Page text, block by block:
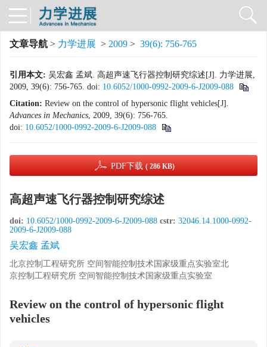
文章导航 > 力学进展 > 2009 > 39(6): 756-765
引用本文: 吴宏鑫 孟斌. 高超声速飞行器控制研究综述[J]. 力学进展,
2009, 39(6): 756-765. doi: 10.6052/1000-0992-2009-6-J2009-088
Citation: Review on the control of hypersonic flight vehicles[J].
Advances in Mechanics, 2009, 39(6): 756-765.
doi: 10.6052/1000-0992-2009-6-J2009-088
PDF下载 ( 286 KB)
高超声速飞行器控制研究综述
doi: 10.6052/1000-0992-2009-6-J2009-088 cstr: 32046.14.1000-0992-
2009-6-J2009-088
吴宏鑫 孟斌
北京控制工程研究所 空间智能控制技术国家级重点实验室北
京控制工程研究所 空间智能控制技术国家级重点实验室
Review on the control of hypersonic flight
vehicles